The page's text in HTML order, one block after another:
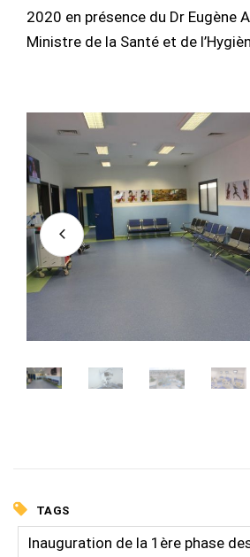
2020 en présence du Dr Eugène
Ministre de la Santé et de
TAGS
Inauguration de la 1ère phase